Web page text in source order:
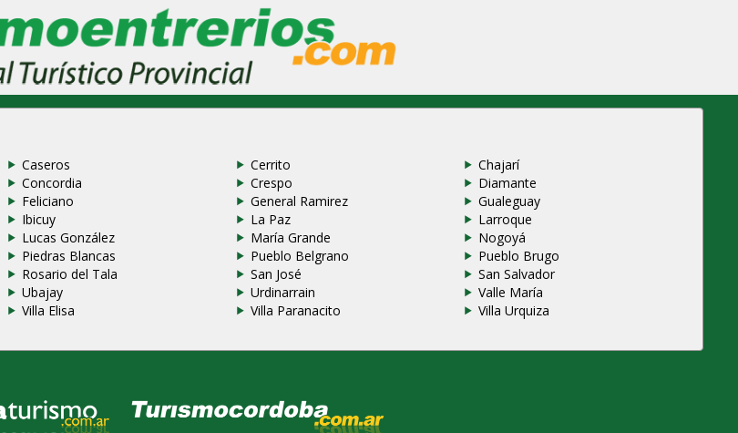
Caseros Cerrito
Chajarí
Concordia Crespo
Diamante
Feliciano General Ramirez
Gualeguay
Ibicuy La Paz
Larroque
Lucas González María Grande
Nogoyá
Piedras Blancas Pueblo Belgrano
Pueblo Brugo
Rosario del Tala San José
San Salvador
Ubajay Urdinarrain
Valle María
Villa Elisa Villa Paranacito
Villa Urquiza